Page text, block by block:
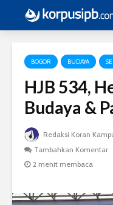
BOGOR BUDAYA
HJB 534,
Budaya &
Redaksi Koran
Tambahkan Komentar
2 menit membaca